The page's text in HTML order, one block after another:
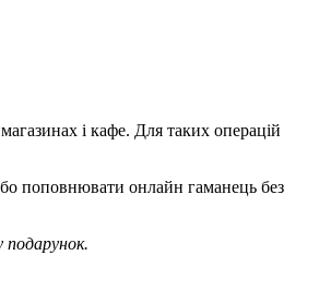
і кафе. Для таких операцій
поповнювати онлайн гаманець без
подарунок.